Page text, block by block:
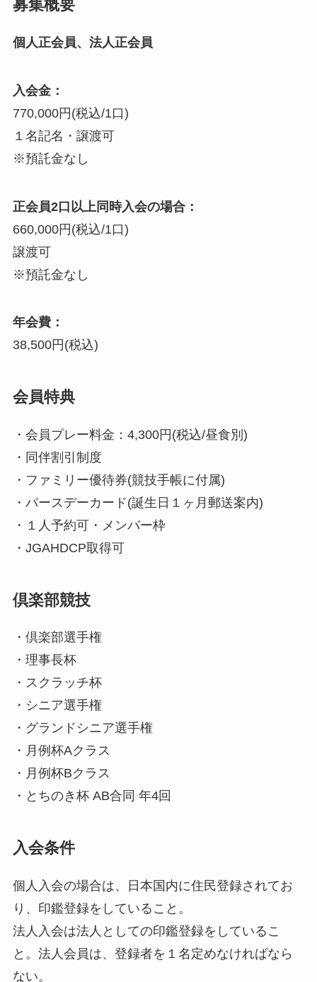
募集概要
個人正会員、法人正会員
入会金：
770,000円(税込/1口)
１名記名・譲渡可
※預託金なし
正会員2口以上同時入会の場合：
660,000円(税込/1口)
譲渡可
※預託金なし
年会費：
38,500円(税込)
会員特典
・会員プレー料金：4,300円(税込/昼食別)
・同伴割引制度
・ファミリー優待券(競技手帳に付属)
・パースデーカード(誕生日１ヶ月郵送案内)
・１人予約可・メンバー枠
・JGAHDCP取得可
倶楽部競技
・倶楽部選手権
・理事長杯
・スクラッチ杯
・シニア選手権
・グランドシニア選手権
・月例杯Aクラス
・月例杯Bクラス
・とちのき杯 AB合同 年4回
入会条件
個人入会の場合は、日本国内に住民登録されてお
り、印鑑登録をしていること。
法人入会は法人としての印鑑登録をしているこ
と。法人会員は、登録者を１名定めなければなら
ない。